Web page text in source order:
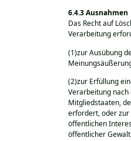
Ausnahmen
Das Recht auf
Verarbeitung
(1)zur Ausübung
(2)zur Erfüllung
Verarbeitung
Mitgliedstaaten,
erfordert, oder zur
öffentlichen
öffentlicher